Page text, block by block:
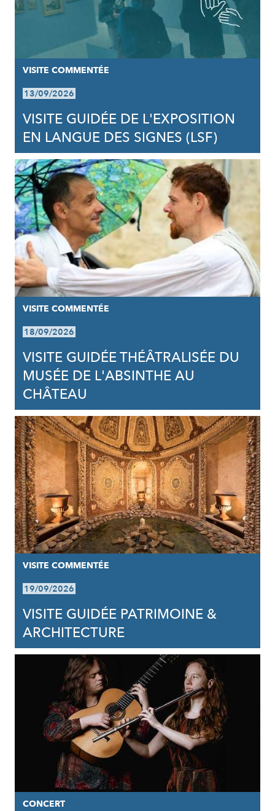
VISITE COMMENTÉE
13/09/2026
VISITE GUIDÉE DE L'EXPOSITION
EN LANGUE DES SIGNES (LSF)
VISITE COMMENTÉE
18/09/2026
VISITE GUIDÉE THÉÂTRALISÉE DU
MUSÉE DE L'ABSINTHE AU
CHÂTEAU
VISITE COMMENTÉE
19/09/2026
VISITE GUIDÉE PATRIMOINE &
ARCHITECTURE
CONCERT